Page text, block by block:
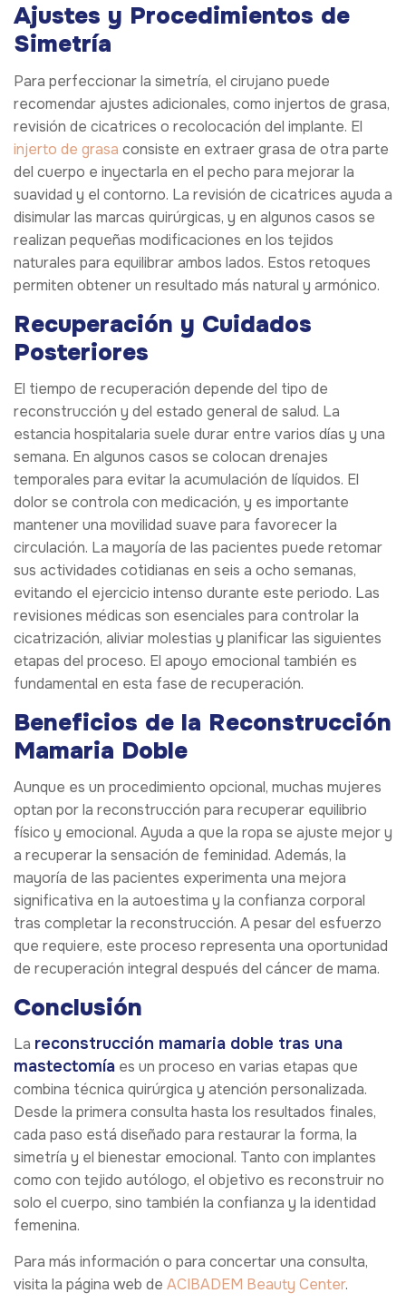
Ajustes y Procedimientos de
Simetría
Para perfeccionar la simetría, el cirujano puede
recomendar ajustes adicionales, como injertos de grasa,
revisión de cicatrices o recolocación del implante. El
injerto de grasa consiste en extraer grasa de otra parte
del cuerpo e inyectarla en el pecho para mejorar la
suavidad y el contorno. La revisión de cicatrices ayuda a
disimular las marcas quirúrgicas, y en algunos casos se
realizan pequeñas modificaciones en los tejidos
naturales para equilibrar ambos lados. Estos retoques
permiten obtener un resultado más natural y armónico.
Recuperación y Cuidados
Posteriores
El tiempo de recuperación depende del tipo de
reconstrucción y del estado general de salud. La
estancia hospitalaria suele durar entre varios días y una
semana. En algunos casos se colocan drenajes
temporales para evitar la acumulación de líquidos. El
dolor se controla con medicación, y es importante
mantener una movilidad suave para favorecer la
circulación. La mayoría de las pacientes puede retomar
sus actividades cotidianas en seis a ocho semanas,
evitando el ejercicio intenso durante este periodo. Las
revisiones médicas son esenciales para controlar la
cicatrización, aliviar molestias y planificar las siguientes
etapas del proceso. El apoyo emocional también es
fundamental en esta fase de recuperación.
Beneficios de la Reconstrucción
Mamaria Doble
Aunque es un procedimiento opcional, muchas mujeres
optan por la reconstrucción para recuperar equilibrio
físico y emocional. Ayuda a que la ropa se ajuste mejor y
a recuperar la sensación de feminidad. Además, la
mayoría de las pacientes experimenta una mejora
significativa en la autoestima y la confianza corporal
tras completar la reconstrucción. A pesar del esfuerzo
que requiere, este proceso representa una oportunidad
de recuperación integral después del cáncer de mama.
Conclusión
La reconstrucción mamaria doble tras una
mastectomía es un proceso en varias etapas que
combina técnica quirúrgica y atención personalizada.
Desde la primera consulta hasta los resultados finales,
cada paso está diseñado para restaurar la forma, la
simetría y el bienestar emocional. Tanto con implantes
como con tejido autólogo, el objetivo es reconstruir no
solo el cuerpo, sino también la confianza y la identidad
femenina.
Para más información o para concertar una consulta,
visita la página web de ACIBADEM Beauty Center.